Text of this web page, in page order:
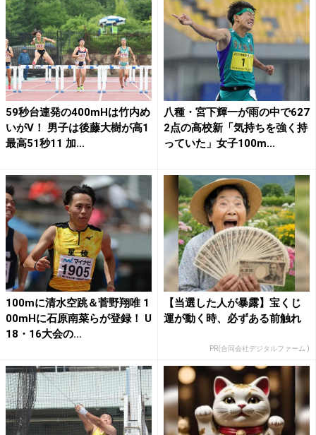
59秒台連発の400mHは竹内め
いがV！ 男子は後藤大樹が高1
最高51秒11 加...
八種・宮下輝一が雨の中で627
2点の高校新「気持ちを強く持
っていた」女子100m...
100mに清水空跳＆菅野翔唯 1
00mHに石原南菜らが登録！ U
18・16大会の...
【当選した人が暴露】宝くじ
運が動く時、必ずある前触れ
PR(合同会社デジタルファーム )